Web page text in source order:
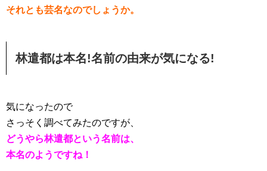
それとも芸名なのでしょうか。
林遣都は本名!名前の由来が気になる!
気になったので
さっそく調べてみたのですが、
どうやら林遣都という名前は、
本名のようですね！